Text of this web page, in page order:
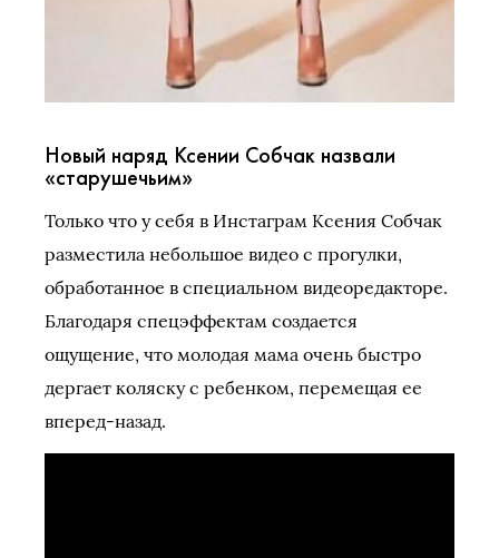
Новый наряд Ксении Собчак назвали
«старушечьим»
Только что у себя в Инстаграм Ксения Собчак
разместила небольшое видео с прогулки,
обработанное в специальном видеоредакторе.
Благодаря спецэффектам создается
ощущение, что молодая мама очень быстро
дергает коляску с ребенком, перемещая ее
вперед-назад.